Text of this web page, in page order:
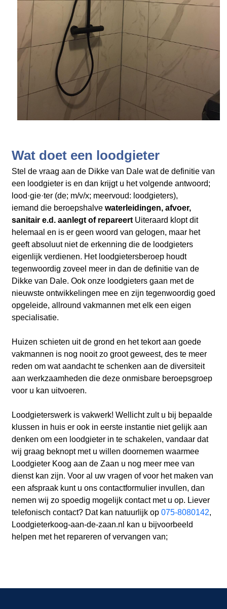
Wat doet een loodgieter
Stel de vraag aan de Dikke van Dale wat de definitie van
een loodgieter is en dan krijgt u het volgende antwoord;
lood·gie·ter (de; m/v/x; meervoud: loodgieters),
iemand die beroepshalve waterleidingen, afvoer,
sanitair e.d. aanlegt of repareertUiteraard klopt dit
helemaal en is er geen woord van gelogen, maar het
geeftabsoluut niet de erkenning die de loodgieters
eigenlijk verdienen. Het loodgietersberoep houdt
tegenwoordig zoveel meer in dan de definitie van de
Dikke van Dale. Ook onze loodgieters gaan met de
nieuwste ontwikkelingen mee en zijn tegenwoordig goed
opgeleide, allround vakmannen met elk een eigen
specialisatie.
Huizen schieten uit de grond en het tekort aan goede
vakmannen is nog nooit zo groot geweest, des te meer
reden om wat aandacht te schenken aan de diversiteit
aan werkzaamheden die deze onmisbare beroepsgroep
voor u kan uitvoeren.
Loodgieterswerk is vakwerk! Wellicht zult u bij bepaalde
klussen in huis er ook in eerste instantie niet gelijk aan
denken om een loodgieter in te schakelen, vandaar dat
wij graag beknopt met u willen doornemen waarmee
Loodgieter Koog aan de Zaan u nog meer mee van
dienst kan zijn. Voor al uw vragen of voor het maken van
een afspraak kunt u ons contactformulier invullen, dan
nemen wij zo spoedig mogelijk contact met u op. Liever
telefonisch contact? Dat kan natuurlijk op 075-8080142,
Loodgieterkoog-aan-de-zaan.nl kan u bijvoorbeeld
helpen met het repareren of vervangen van;